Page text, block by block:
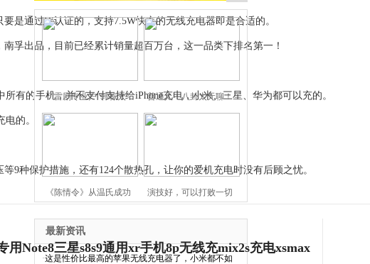
是通过Qi认证的，支持7.5W快充的无线充电器即是合适的。
孚出品，目前已经累计销量超百万台，这一品类下排名第一！
有的手机，并不支付支持给iPhone充电，小米、三星、华为都可以充的。
的。
9种保护措施，还有124个散热孔，让你的爱机充电时没有后顾之忧。
Note8三星s8s9通用xr手机8p无线充mix2s充电xsmax
“雷剧专业户”韩栋太 普通人：八卦太无聊！
《陈情令》从温氏成功 演技好，可以打败一切
最新资讯
·这是性价比最高的苹果无线充电器了，小米都不如